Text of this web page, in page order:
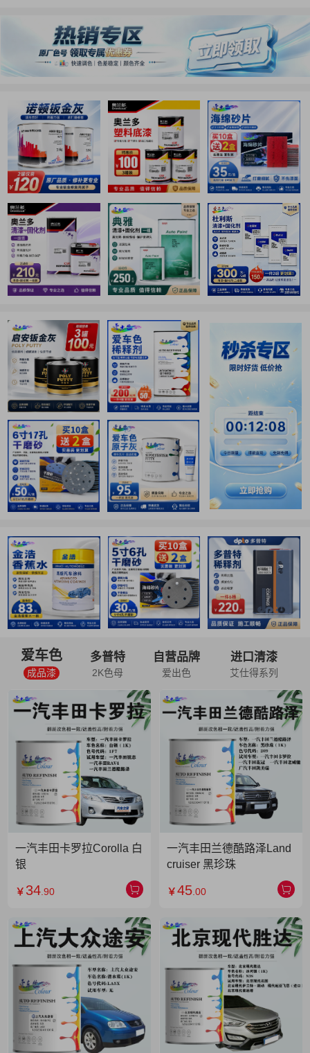
爱车色
成品漆
多普特
2K色母
自营品牌
爱出色
进口清漆
艾仕得系列
一汽丰田卡罗拉Corolla 白
银
￥ 34 .90
一汽丰田兰德酷路泽Land
cruiser 黑珍珠
￥45 .00